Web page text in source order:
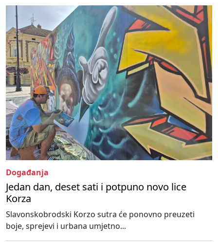
Događanja
Jedan dan, deset sati i potpuno novo lice
Korza
Slavonskobrodski Korzo sutra će ponovno preuzeti
boje, sprejevi i urbana umjetno...